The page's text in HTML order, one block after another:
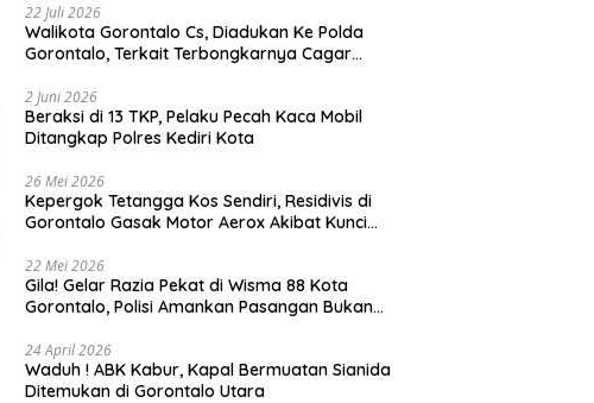
22 Juli 2026
Walikota Gorontalo Cs, Diadukan Ke Polda
Gorontalo, Terkait Terbongkarnya Cagar
Bersejarah
2 Juni 2026
Beraksi di 13 TKP, Pelaku Pecah Kaca Mobil
Ditangkap Polres Kediri Kota
26 Mei 2026
Kepergok Tetangga Kos Sendiri, Residivis di
Gorontalo Gasak Motor Aerox Akibat Kunci
22 Mei 2026
Gila! Gelar Razia Pekat di Wisma 88 Kota
Gorontalo, Polisi Amankan Pasangan Bukan
24 April 2026
Waduh ! ABK Kabur, Kapal Bermuatan Sianida
Ditemukan di Gorontalo Utara